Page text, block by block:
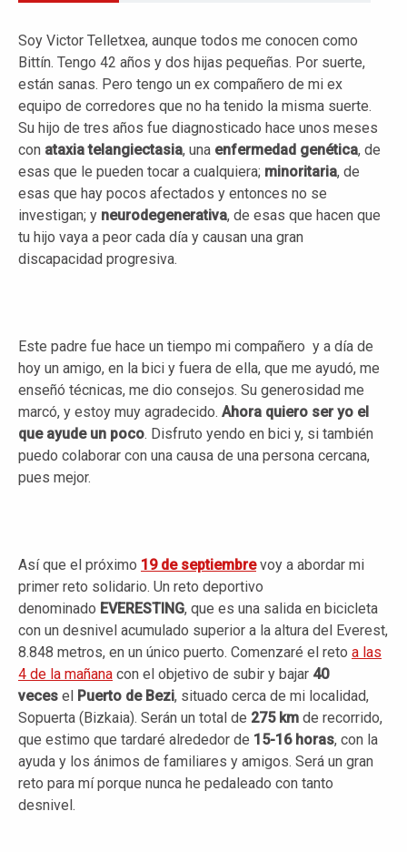
Soy Victor Telletxea, aunque todos me conocen como
Bittín. Tengo 42 años y dos hijas pequeñas. Por suerte,
están sanas. Pero tengo un ex compañero de mi ex
equipo de corredores que no ha tenido la misma suerte.
Su hijo de tres años fue diagnosticado hace unos meses
con ataxia telangiectasia, una enfermedad genética, de
esas que le pueden tocar a cualquiera; minoritaria, de
esas que hay pocos afectados y entonces no se
investigan; y neurodegenerativa, de esas que hacen que
tu hijo vaya a peor cada día y causan una gran
discapacidad progresiva.
Este padre fue hace un tiempo mi compañero y a día de
hoy un amigo, en la bici y fuera de ella, que me ayudó, me
enseñó técnicas, me dio consejos. Su generosidad me
marcó, y estoy muy agradecido. Ahora quiero ser yo el
que ayude un poco. Disfruto yendo en bici y, si también
puedo colaborar con una causa de una persona cercana,
pues mejor.
Así que el próximo 19 de septiembrevoy a abordar mi
primer reto solidario. Un reto deportivo
denominado EVERESTING, que es una salida en bicicleta
con un desnivel acumulado superior a la altura del Everest,
8.848 metros, en un único puerto. Comenzaré el reto a las
4 de la mañana con el objetivo de subir y bajar 40
veces el Puerto de Bezi, situado cerca de mi localidad,
Sopuerta (Bizkaia). Serán un total de 275 km de recorrido,
que estimo que tardaré alrededor de 15-16 horas, con la
ayuda y los ánimos de familiares y amigos. Será un gran
reto para mí porque nunca he pedaleado con tanto
desnivel.